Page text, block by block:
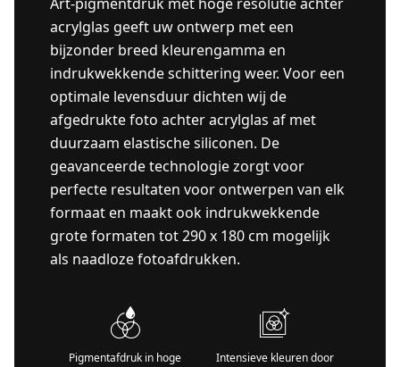
acrylglas geeft uw ontwerp met een
bijzonder breed kleurengamma en
indrukwekkende schittering weer. Voor een
optimale levensduur dichten wij de
afgedrukte foto achter acrylglas af met
duurzaam elastische siliconen. De
geavanceerde technologie zorgt voor
perfecte resultaten voor ontwerpen van elk
formaat en maakt ook indrukwekkende
grote formaten tot 290 x 180 cm mogelijk
als naadloze fotoafdrukken.
Pigmentafdruk in hoge
Intensieve kleuren door